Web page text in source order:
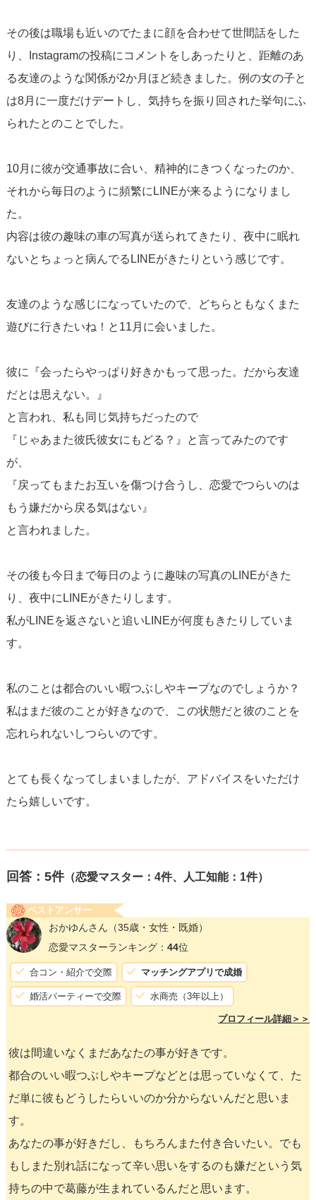
その後は職場も近いのでたまに顔を合わせて世間話をした
り、Instagramの投稿にコメントをしあったりと、距離のあ
る友達のような関係が2か月ほど続きました。例の女の子と
は8月に一度だけデートし、気持ちを振り回された挙句にふ
られたとのことでした。
10月に彼が交通事故に合い、精神的にきつくなったのか、
それから毎日のように頻繁にLINEが来るようになりまし
た。
内容は彼の趣味の車の写真が送られてきたり、夜中に眠れ
ないとちょっと病んでるLINEがきたりという感じです。
友達のような感じになっていたので、どちらともなくまた
遊びに行きたいね！と11月に会いました。
彼に『会ったらやっぱり好きかもって思った。だから友達
だとは思えない。』
と言われ、私も同じ気持ちだったので
『じゃあまた彼氏彼女にもどる？』と言ってみたのです
が、
『戻ってもまたお互いを傷つけ合うし、恋愛でつらいのは
もう嫌だから戻る気はない』
と言われました。
その後も今日まで毎日のように趣味の写真のLINEがきた
り、夜中にLINEがきたりします。
私がLINEを返さないと追いLINEが何度もきたりしていま
す。
私のことは都合のいい暇つぶしやキープなのでしょうか？
私はまだ彼のことが好きなので、この状態だと彼のことを
忘れられないしつらいのです。
とても長くなってしまいましたが、アドバイスをいただけ
たら嬉しいです。
回答： 5件（恋愛マスター：4件、人工知能：1件）
ベストアンサー
おかゆんさん （35歳・女性・既婚）
恋愛マスターランキング： 44位
合コン・紹介で交際 マッチングアプリで成婚
婚活パーティーで交際 水商売（3年以上）
プロフィール詳細＞＞
彼は間違いなくまだあなたの事が好きです。
都合のいい暇つぶしやキープなどとは思っていなくて、た
だ単に彼もどうしたらいいのか分からないんだと思いま
す。
あなたの事が好きだし、もちろんまた付き合いたい。でも
もしまた別れ話になって辛い思いをするのも嫌だという気
持ちの中で葛藤が生まれているんだと思います。